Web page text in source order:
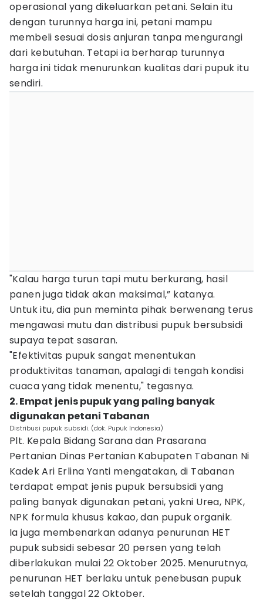
operasional yang dikeluarkan petani. Selain itu
dengan turunnya harga ini, petani mampu
membeli sesuai dosis anjuran tanpa mengurangi
dari kebutuhan. Tetapi ia berharap turunnya
harga ini tidak menurunkan kualitas dari pupuk itu
sendiri.
"Kalau harga turun tapi mutu berkurang, hasil
panen juga tidak akan maksimal,” katanya.
Untuk itu, dia pun meminta pihak berwenang terus
mengawasi mutu dan distribusi pupuk bersubsidi
supaya tepat sasaran.
"Efektivitas pupuk sangat menentukan
produktivitas tanaman, apalagi di tengah kondisi
cuaca yang tidak menentu," tegasnya.
2. Empat jenis pupuk yang paling banyak
digunakan petani Tabanan
Distribusi pupuk subsidi. (dok. Pupuk Indonesia)
Plt. Kepala Bidang Sarana dan Prasarana
Pertanian Dinas Pertanian Kabupaten Tabanan Ni
Kadek Ari Erlina Yanti mengatakan, di Tabanan
terdapat empat jenis pupuk bersubsidi yang
paling banyak digunakan petani, yakni Urea, NPK,
NPK formula khusus kakao, dan pupuk organik.
Ia juga membenarkan adanya penurunan HET
pupuk subsidi sebesar 20 persen yang telah
diberlakukan mulai 22 Oktober 2025. Menurutnya,
penurunan HET berlaku untuk penebusan pupuk
setelah tanggal 22 Oktober.